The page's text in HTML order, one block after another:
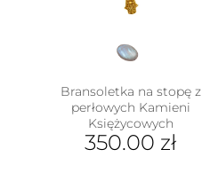
Bransoletka na stopę z
perłowych Kamieni
Księżycowych
350.00 zł